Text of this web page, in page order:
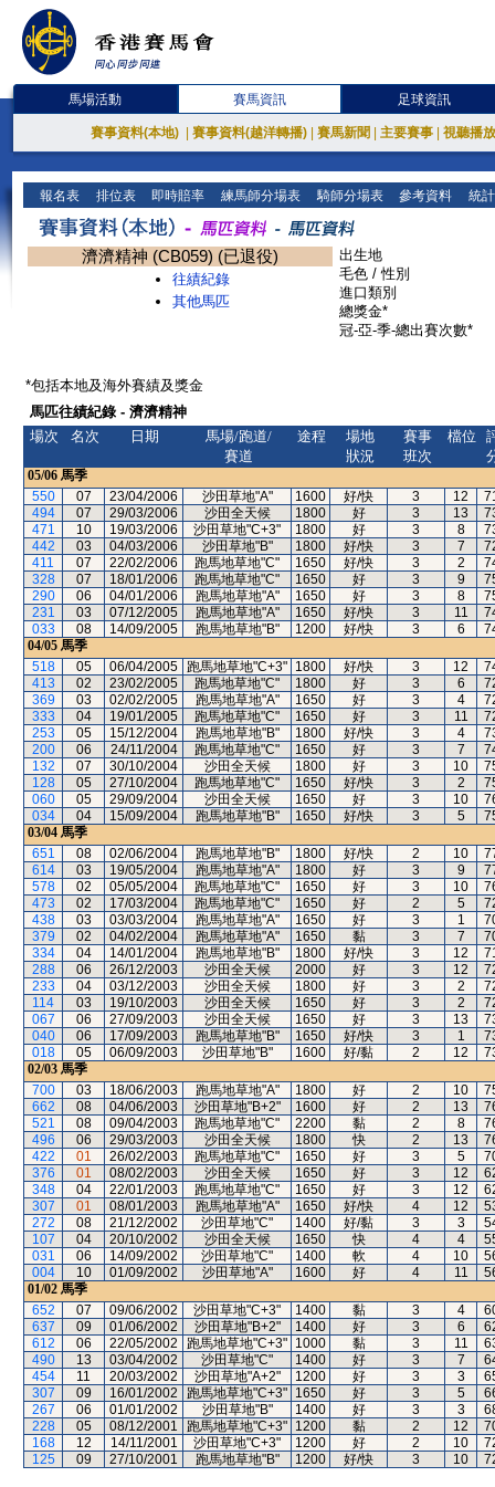
馬場活動 賽馬資訊 足球資訊
賽事資料(本地) 賽事資料(越洋轉播) 賽馬新聞 主要賽事 視聽播
報名表 排位表 即時賠率 練馬師分場表 騎師分場表 參考資料 統
濟濟精神 (CB059) (已退役)
往績紀錄
其他馬匹
出生地
毛色 / 性別
進口類別
總獎金*
冠-亞-季-總出賽次數*
*包括本地及海外賽績及獎金
馬匹往績紀錄 - 濟濟精神
場次
名次 日期
馬場/跑道/
賽道
途程
場地
狀況
賽事
班次
檔位
05/06 馬季
550
07 23/04/2006 沙田草地"A" 1600 好/快 3 12
494
07 29/03/2006 沙田全天候 1800 好 3 13
471
10 19/03/2006 沙田草地"C+3" 1800 好 3 8
442
03 04/03/2006 沙田草地"B" 1800 好/快 3 7
411
07 22/02/2006 跑馬地草地"C" 1650 好/快 3 2
328
07 18/01/2006 跑馬地草地"C" 1650 好 3 9
290
06 04/01/2006 跑馬地草地"A" 1650 好 3 8
231
03 07/12/2005 跑馬地草地"A" 1650 好/快 3 11
033
08 14/09/2005 跑馬地草地"B" 1200 好/快 3 6
04/05 馬季
518
05 06/04/2005 跑馬地草地"C+3" 1800 好/快 3 12
413
02 23/02/2005 跑馬地草地"C" 1800 好 3 6
369
03 02/02/2005 跑馬地草地"A" 1650 好 3 4
333
04 19/01/2005 跑馬地草地"C" 1650 好 3 11
253
05 15/12/2004 跑馬地草地"B" 1800 好/快 3 4
200
06 24/11/2004 跑馬地草地"C" 1650 好 3 7
132
07 30/10/2004 沙田全天候 1800 好 3 10
128
05 27/10/2004 跑馬地草地"C" 1650 好/快 3 2
060
05 29/09/2004 沙田全天候 1650 好 3 10
034
04 15/09/2004 跑馬地草地"B" 1650 好/快 3 5
03/04 馬季
651
08 02/06/2004 跑馬地草地"B" 1800 好/快 2 10
614
03 19/05/2004 跑馬地草地"A" 1800 好 3 9
578
02 05/05/2004 跑馬地草地"C" 1650 好 3 10
473
02 17/03/2004 跑馬地草地"C" 1650 好 2 5
438
03 03/03/2004 跑馬地草地"A" 1650 好 3 1
379
02 04/02/2004 跑馬地草地"A" 1650 黏 3 7
334
04 14/01/2004 跑馬地草地"B" 1800 好/快 3 12
288
06 26/12/2003 沙田全天候 2000 好 3 12
233
04 03/12/2003 沙田全天候 1800 好 3 2
114
03 19/10/2003 沙田全天候 1650 好 3 2
067
06 27/09/2003 沙田全天候 1650 好 3 13
040
06 17/09/2003 跑馬地草地"B" 1650 好/快 3 1
018
05 06/09/2003 沙田草地"B" 1600 好/黏 2 12
02/03 馬季
700
03 18/06/2003 跑馬地草地"A" 1800 好 2 10
662
08 04/06/2003 沙田草地"B+2" 1600 好 2 13
521
08 09/04/2003 跑馬地草地"C" 2200 黏 2 8
496
06 29/03/2003 沙田全天候 1800 快 2 13
422
01 26/02/2003 跑馬地草地"C" 1650 好 3 5
376
01 08/02/2003 沙田全天候 1650 好 3 12
348
04 22/01/2003 跑馬地草地"C" 1650 好 3 12
307
01 08/01/2003 跑馬地草地"A" 1650 好/快 4 12
272
08 21/12/2002 沙田草地"C" 1400 好/黏 3 3
107
04 20/10/2002 沙田全天候 1650 快 4 4
031
06 14/09/2002 沙田草地"C" 1400 軟 4 10
004
10 01/09/2002 沙田草地"A" 1600 好 4 11
01/02 馬季
652
07 09/06/2002 沙田草地"C+3" 1400 黏 3 4
637
09 01/06/2002 沙田草地"B+2" 1400 好 3 6
612
06 22/05/2002 跑馬地草地"C+3" 1000 黏 3 11
490
13 03/04/2002 沙田草地"C" 1400 好 3 7
454
11 20/03/2002 沙田草地"A+2" 1200 好 3 3
307
09 16/01/2002 跑馬地草地"C+3" 1650 好 3 5
267
06 01/01/2002 沙田草地"B" 1400 好 3 3
228
05 08/12/2001 跑馬地草地"C+3" 1200 黏 2 12
168
12 14/11/2001 沙田草地"C+3" 1200 好 2 10
125
09 27/10/2001 跑馬地草地"B" 1200 好/快 3 10